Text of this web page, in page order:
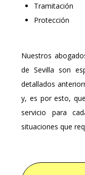
Tramitación
Protección
Nuestros
de Sevilla son
detallados
y, es por esto,
servicio para
situaciones que